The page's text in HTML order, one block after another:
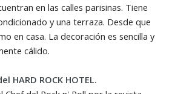
en las calles parisinas. Tiene
y una terraza. Desde que
en casa. La decoración es sencilla y
cálido.
HARD ROCK HOTEL.